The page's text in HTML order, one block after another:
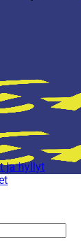
ja hyllyt